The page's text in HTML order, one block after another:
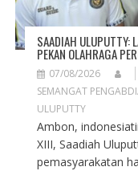
SAADIAH ULUPUTTY:
PEKAN OLAHRAGA
07/08/2026
SEMANGAT
ULUPUTTY
Ambon,
XIII, Saadiah
pemasyarakatan